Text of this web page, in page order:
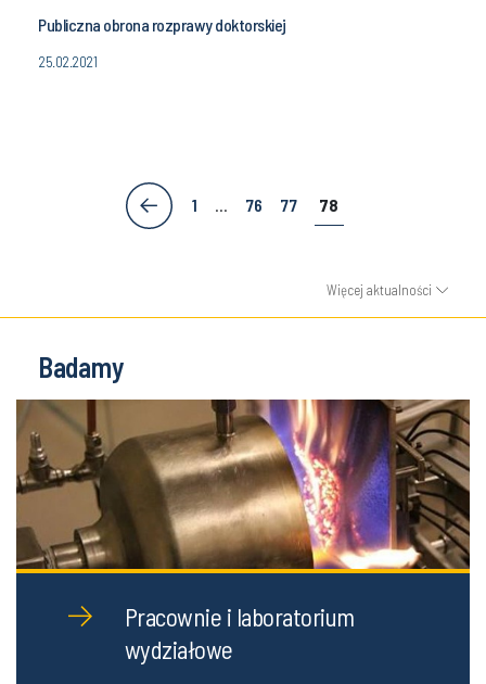
Publiczna obrona rozprawy doktorskiej
25.02.2021
1 ... 76 77 78
Więcej aktualności
Badamy
Pracownie i laboratorium
wydziałowe